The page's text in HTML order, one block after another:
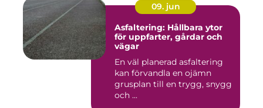
09. jun
Asfaltering: Hållbara ytor
för uppfarter, gårdar och
vägar
En väl planerad asfaltering
kan förvandla en ojämn
grusplan till en trygg, snygg
och ...